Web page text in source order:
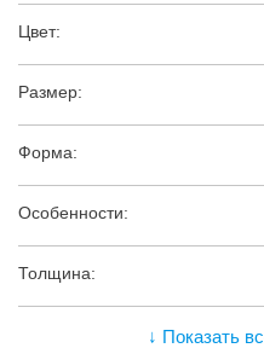
Цвет:
Размер:
Форма:
Особенности:
Толщина:
↓ Показать